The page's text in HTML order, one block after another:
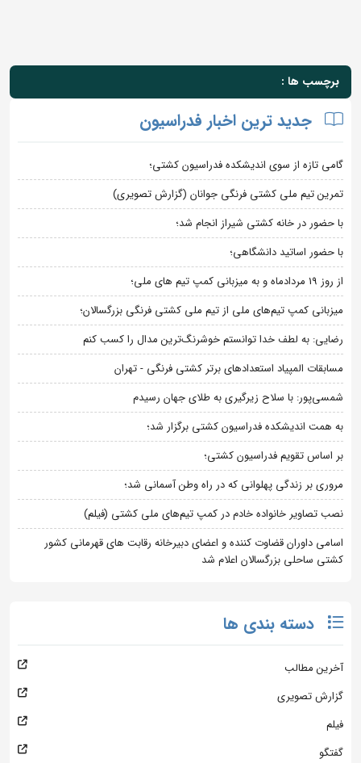
برچسب ها :
جدید ترین اخبار فدراسیون
گامی تازه از سوی اندیشکده فدراسیون کشتی؛
تمرین تیم ملی کشتی فرنگی جوانان (گزارش تصویری)
با حضور در خانه کشتی شیراز انجام شد؛
با حضور اساتید دانشگاهی؛
از روز 19 مردادماه و به میزبانی کمپ تیم های ملی؛
میزبانی کمپ تیم‌های ملی از تیم ملی کشتی فرنگی بزرگسالان؛
رضایی: به لطف خدا توانستم خوشرنگ‌ترین مدال را کسب کنم
مسابقات المپیاد استعدادهای برتر کشتی فرنگی - تهران
شمسی‌پور: با سلاح زیرگیری به طلای جهان رسیدم
به همت اندیشکده فدراسیون کشتی برگزار شد؛
بر اساس تقویم فدراسیون کشتی؛
مروری بر زندگی پهلوانی که در راه وطن آسمانی شد؛
نصب تصاویر خانواده خادم در کمپ تیم‌های ملی کشتی (فیلم)
اسامی داوران قضاوت کننده و اعضای دبیرخانه رقابت های قهرمانی کشور
کشتی ساحلی بزرگسالان اعلام شد
دسته بندی ها
آخرین مطالب
گزارش تصویری
فیلم
گفتگو